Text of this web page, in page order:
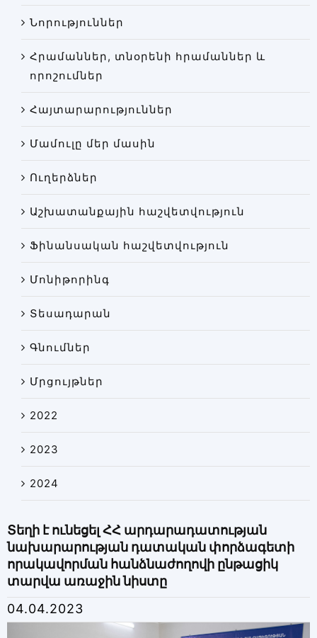
Գրադարան
Նորություններ
Հրամաններ, տնօրենի հրամաններ և
որոշումներ
Հայտարարություններ
Մամուլը մեր մասին
Ուղերձներ
Աշխատանքային հաշվետվություն
Ֆինանսական հաշվետվություն
Մոնիթորինգ
Տեսադարան
Գնումներ
Մրցույթներ
2022
2023
2024
Տեղի է ունեցել ՀՀ արդարադատության
նախարարության դատական փորձագետի
որակավորման հանձնաժողովի ընթացիկ
տարվա առաջին նիստը
04.04.2023